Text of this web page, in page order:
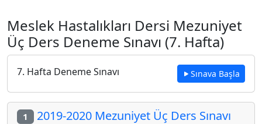
Meslek Hastalıkları Dersi Mezuniyet
Üç Ders Deneme Sınavı (7. Hafta)
7. Hafta Deneme Sınavı Sınava Başla
1 2019-2020 Mezuniyet Üç Ders Sınavı